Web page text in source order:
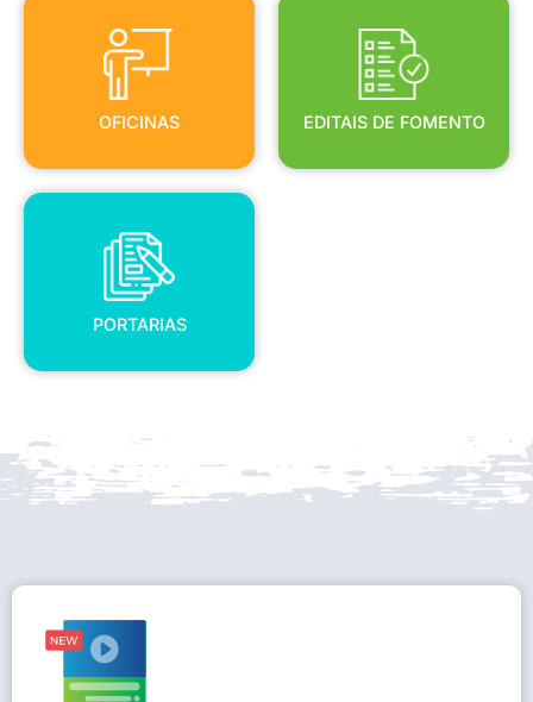
OFICINAS
OFICINAS
EDITAIS DE FOMENTO
EDITAIS DE FOMENTO
PORTARIAS
PORTARIAS